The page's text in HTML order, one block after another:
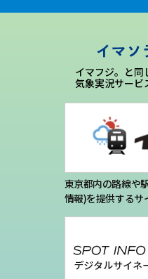
お問い合わせ
気象庁 関連リンク
イマソ
イマフジ。と同
気象実況サービ
東京都内の路線や
情報)を提供するサ